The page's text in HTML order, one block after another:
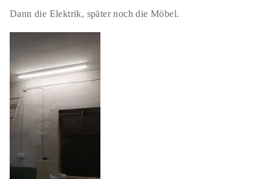
Dann die Elektrik, später noch die Möbel.